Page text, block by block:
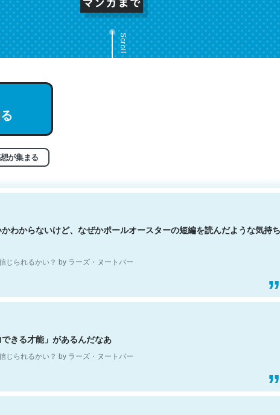
Scroll
が集まる
はとてもクレバーなんだろうなと凄く思う。英語少しでも読める人は原文
はこの流れ好き。Let’s Fucking Go. Then Covid hit. Shit.
わからないけど、なぜかポールオースターの短編を読んだような気持ち
じられるかい？ by ラーズ・ヌートバー
きる才能」があるんだなあ
じられるかい？ by ラーズ・ヌートバー